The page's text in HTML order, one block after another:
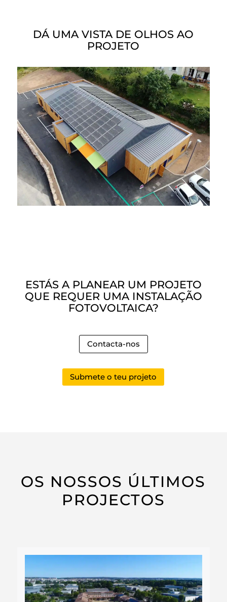
DÁ UMA VISTA DE OLHOS AO
PROJETO
ESTÁS A PLANEAR UM PROJETO
QUE REQUER UMA INSTALAÇÃO
FOTOVOLTAICA?
Contacta-nos
Submete o teu projeto
OS NOSSOS ÚLTIMOS
PROJECTOS